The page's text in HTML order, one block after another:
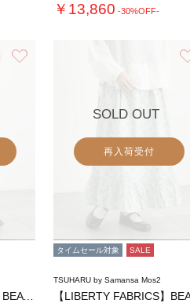
￥13,860 -30%OFF-
【LIBERTY FABRICS】BEATR…
SOLD OUT
再入荷受付
タイムセール対象 SALE
TSUHARU by Samansa Mos2